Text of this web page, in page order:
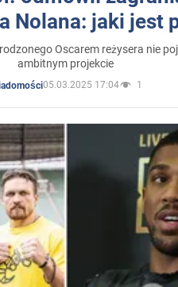
Nolana: jaki jest
Oscarem reżysera nie
ambitnym projekcie
05.03.2025 17:04 1